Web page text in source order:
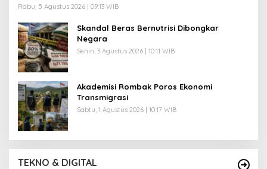
Rabu, 5 Agustus 2026 | 09:13 WIB
Skandal Beras Bernutrisi Dibongkar
Negara
Senin, 3 Agustus 2026 | 10:11 WIB
Akademisi Rombak Poros Ekonomi
Transmigrasi
Sabtu, 1 Agustus 2026 | 10:17 WIB
TEKNO & DIGITAL